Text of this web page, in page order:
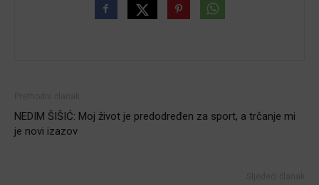
NEDIM ŠIŠIĆ: Moj život je predodređen za sport, a trčanje mi
je novi izazov